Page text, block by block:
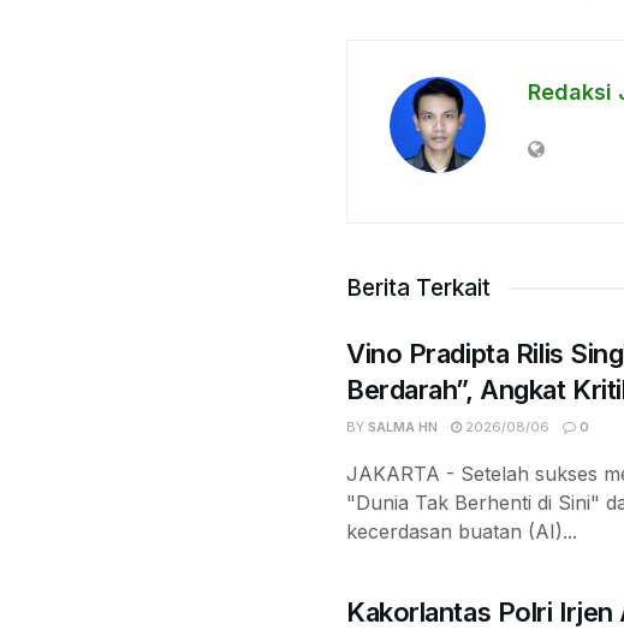
Redaksi
Berita Terkait
Vino Pradipta Rilis
Berdarah”, Angkat
BY SALMA HN 2026/08/06 0
JAKARTA - Setelah sukses
"Dunia Tak Berhenti di Sini"
kecerdasan buatan (AI)...
Kakorlantas Polri